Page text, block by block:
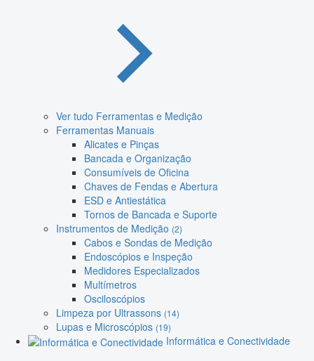
Ver tudo Ferramentas e Medição
Ferramentas Manuais
Alicates e Pinças
Bancada e Organização
Consumíveis de Oficina
Chaves de Fendas e Abertura
ESD e Antiestática
Tornos de Bancada e Suporte
Instrumentos de Medição (2)
Cabos e Sondas de Medição
Endoscópios e Inspeção
Medidores Especializados
Multímetros
Osciloscópios
Limpeza por Ultrassons (14)
Lupas e Microscópios (19)
Informática e Conectividade